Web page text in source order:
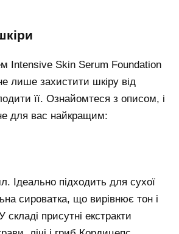
Intensive Skin Serum Foundation
лише захистити шкіру від
її. Ознайомтеся з описом, і
для вас найкращим:
Ідеально підходить для сухої
сироватка, що вирівнює тон і
присутні екстракти